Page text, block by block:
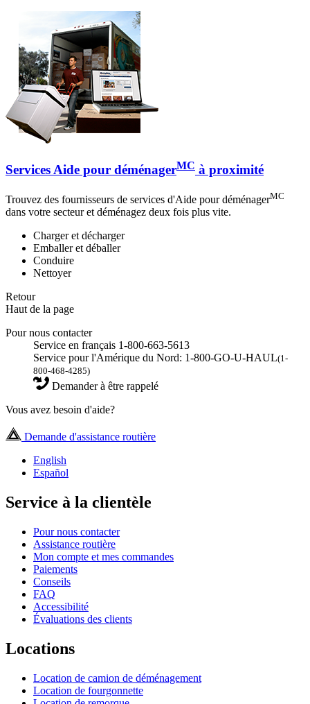
Services Aide pour déménagerMC à proximité
Trouvez des fournisseurs de services d'Aide pour déménagerMC
dans votre secteur et déménagez deux fois plus vite.
Charger et décharger
Emballer et déballer
Conduire
Nettoyer
Retour
Haut de la page
Pour nous contacter
Service en français 1-800-663-5613
Service pour l'Amérique du Nord: 1-800-GO-U-HAUL(1-
800-468-4285)
Demander à être rappelé
Vous avez besoin d'aide?
Demande d'assistance routière
English
Español
Service à la clientèle
Pour nous contacter
Assistance routière
Mon compte et mes commandes
Paiements
Conseils
FAQ
Accessibilité
Évaluations des clients
Locations
Location de camion de déménagement
Location de fourgonnette